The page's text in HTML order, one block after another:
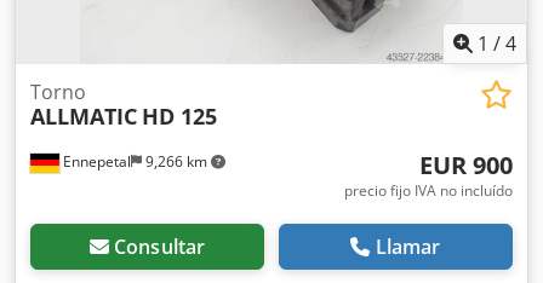
1 /4
Ennepetal 9,266 km
Torno
ALLMATIC HD 125
EUR 900
precio fijo IVA no incluído
Consultar Llamar